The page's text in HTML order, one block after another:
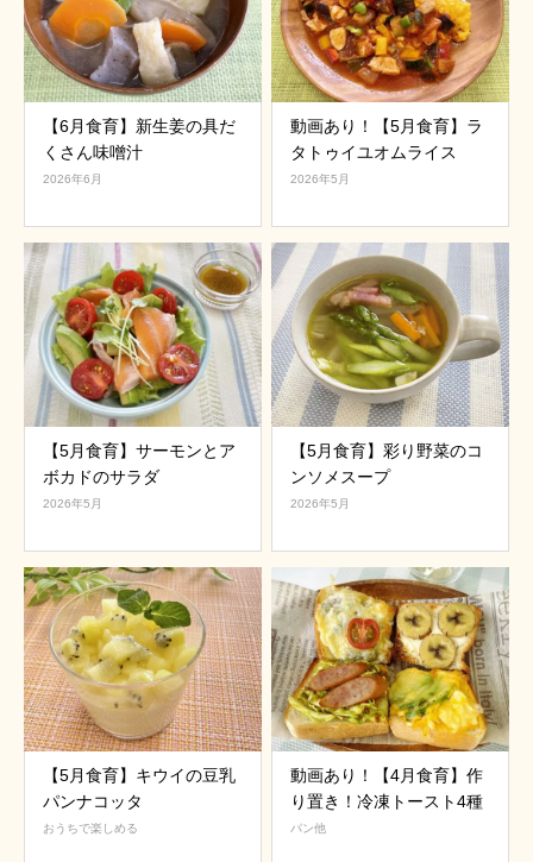
【6月食育】新生姜の具だ
くさん味噌汁
2026年6月
動画あり！【5月食育】ラ
タトゥイユオムライス
2026年5月
【5月食育】サーモンとア
ボカドのサラダ
2026年5月
【5月食育】彩り野菜のコ
ンソメスープ
2026年5月
【5月食育】キウイの豆乳
パンナコッタ
おうちで楽しめる
動画あり！【4月食育】作
り置き！冷凍トースト4種
パン他